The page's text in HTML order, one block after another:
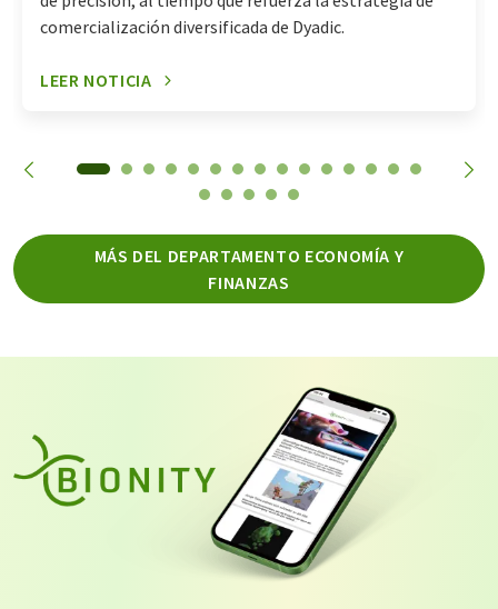
comercialización diversificada de Dyadic.
LEER NOTICIA
MÁS DEL DEPARTAMENTO ECONOMÍA Y
FINANZAS